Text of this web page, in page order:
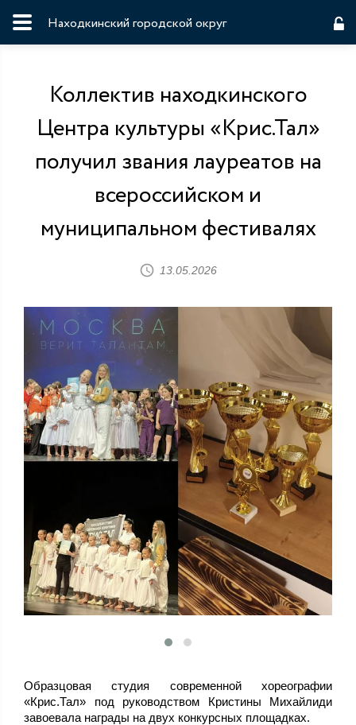
Находкинский городской округ
Коллектив находкинского
Центра культуры «Крис.Тал»
получил звания лауреатов на
всероссийском и
муниципальном фестивалях
13.05.2026
Образцовая студия современной хореографии
«Крис.Тал» под руководством Кристины Михайлиди
завоевала награды на двух конкурсных площадках.